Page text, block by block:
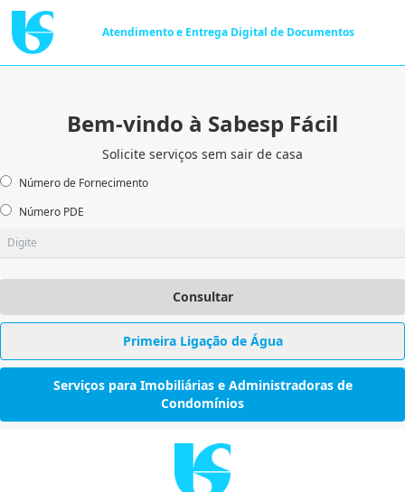
Atendimento e Entrega Digital de Documentos
Bem-vindo à Sabesp Fácil
Solicite serviços sem sair de casa
Número de Fornecimento
Número PDE
Consultar
Primeira Ligação de Água
Serviços para Imobiliárias e Administradoras de
Condomínios